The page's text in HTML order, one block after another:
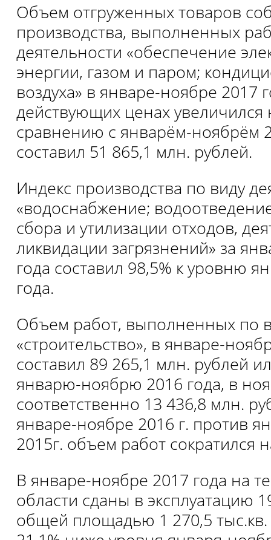
Объем отгруженных товаров
производства, выполненных
деятельности «обеспечение
энергии, газом и паром;
воздуха» в январе-ноябре 2017
действующих ценах увеличился
сравнению с январём-ноябрём
составил 51 865,1 млн. рублей.
Индекс производства по виду
«водоснабжение;
сбора и утилизации отходов,
ликвидации загрязнений» за
года составил 98,5% к уровню
года.
Объем работ, выполненных по
«строительство», в январе-
составил 89 265,1 млн. рублей
январю-ноябрю 2016 года, в
соответственно 13 436,8 млн.
январе-ноябре 2016 г. против
2015г. объем работ сократился
В январе-ноябре 2017 года на
области сданы в эксплуатацию
общей площадью 1 270,5 тыс.кв.